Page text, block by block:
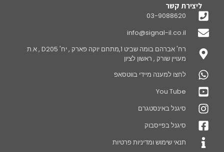
ליצירת קשר
03-9088620
info@signal-il.co.il
רח' אברהם בומה שביט 1,מתחם יוקה פארק , יח' D205 , א.ת
מעויין שורק , ראשון לציון
לחצו למענה מיידי בווטסאפ
You Tube
סיגנל באינסטגרם
סיגנל בפייסבוק
תנאי שימוש ומדיניות פרטיות